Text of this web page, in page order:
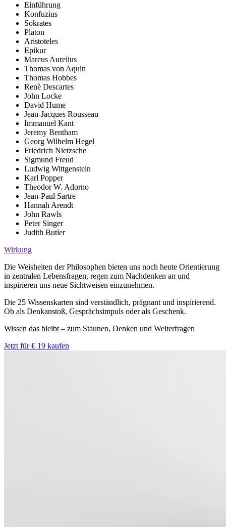
Einführung
Konfuzius
Sokrates
Platon
Aristoteles
Epikur
Marcus Aurelius
Thomas von Aquin
Thomas Hobbes
Renè Descartes
John Locke
David Hume
Jean-Jacques Rousseau
Immanuel Kant
Jeremy Bentham
Georg Wilhelm Hegel
Friedrich Nietzsche
Sigmund Freud
Ludwig Wittgenstein
Karl Popper
Theodor W. Adorno
Jean-Paul Sartre
Hannah Arendt
John Rawls
Peter Singer
Judith Butler
Wirkung
Die Weisheiten der Philosophen bieten uns noch heute Orientierung
in zentralen Lebensfragen, regen zum Nachdenken an und
inspirieren uns neue Sichtweisen einzunehmen.
Die 25 Wissenskarten sind verständlich, prägnant und inspirierend.
Ob als Denkanstoß, Gesprächsimpuls oder als Geschenk.
Wissen das bleibt – zum Staunen, Denken und Weiterfragen
Jetzt für € 19 kaufen